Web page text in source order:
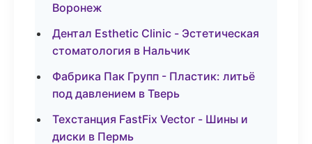
Воронеж
Дентал Esthetic Clinic - Эстетическая
стоматология в Нальчик
Фабрика Пак Групп - Пластик: литьё
под давлением в Тверь
Техстанция FastFix Vector - Шины и
диски в Пермь